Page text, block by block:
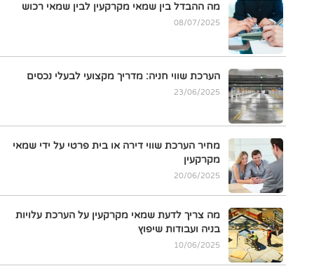
מה ההבדל בין שמאי מקרקעין לבין שמאי רכוש
08/07/2025
הערכת שווי חניה: מדריך מקצועי לבעלי נכסים
23/06/2025
מחיר הערכת שווי דירה או בית פרטי על ידי שמאי
מקרקעין
20/06/2025
מה צריך לדעת שמאי מקרקעין על הערכת עלויות
בניה ועבודות שיפוץ
10/06/2025